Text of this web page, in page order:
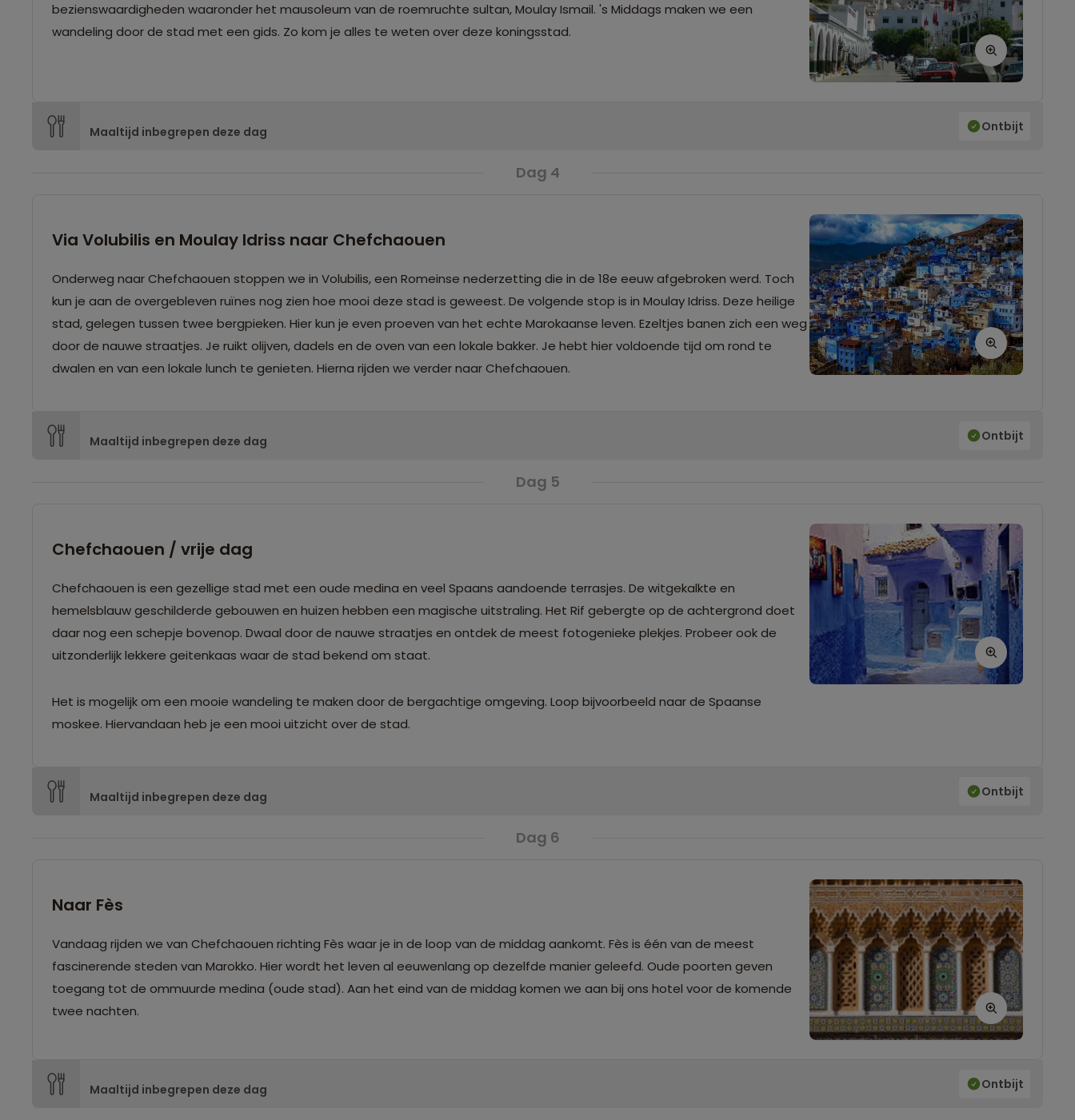
bezienswaardigheden waaronder het mausoleum van de roemruchte sultan, Moulay Ismail. 's Middags maken we een
wandeling door de stad met een gids. Zo kom je alles te weten over deze koningsstad.
Maaltijd inbegrepen deze dag Ontbijt
Dag 4
Via Volubilis en Moulay Idriss naar Chefchaouen
Onderweg naar Chefchaouen stoppen we in Volubilis, een Romeinse nederzetting die in de 18e eeuw afgebroken werd. Toch
kun je aan de overgebleven ruïnes nog zien hoe mooi deze stad is geweest. De volgende stop is in Moulay Idriss. Deze heilige
stad, gelegen tussen twee bergpieken. Hier kun je even proeven van het echte Marokaanse leven. Ezeltjes banen zich een weg
door de nauwe straatjes. Je ruikt olijven, dadels en de oven van een lokale bakker. Je hebt hier voldoende tijd om rond te
dwalen en van een lokale lunch te genieten. Hierna rijden we verder naar Chefchaouen.
Maaltijd inbegrepen deze dag Ontbijt
Dag 5
Chefchaouen / vrije dag
Chefchaouen is een gezellige stad met een oude medina en veel Spaans aandoende terrasjes. De witgekalkte en
hemelsblauw geschilderde gebouwen en huizen hebben een magische uitstraling. Het Rif gebergte op de achtergrond doet
daar nog een schepje bovenop. Dwaal door de nauwe straatjes en ontdek de meest fotogenieke plekjes. Probeer ook de
Het is mogelijk om een mooie wandeling te maken door de bergachtige omgeving. Loop bijvoorbeeld naar de Spaanse
moskee. Hiervandaan heb je een mooi uitzicht over de stad.
Maaltijd inbegrepen deze dag Ontbijt
Dag 6
Naar Fès
Vandaag rijden we van Chefchaouen richting Fès waar je in de loop van de middag aankomt. Fès is één van de meest
fascinerende steden van Marokko. Hier wordt het leven al eeuwenlang op dezelfde manier geleefd. Oude poorten geven
toegang tot de ommuurde medina (oude stad). Aan het eind van de middag komen we aan bij ons hotel voor de komende
twee nachten.
Maaltijd inbegrepen deze dag Ontbijt